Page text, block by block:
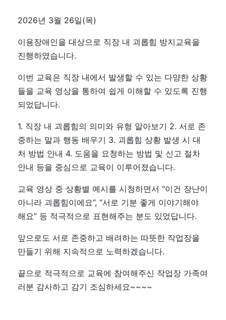
2026년 3월 26일(목)
이용장애인을 대상으로 직장 내 괴롭힘 방지교육을
진행하였습니다.
이번 교육은 직장 내에서 발생할 수 있는 다양한 상황
들을 교육 영상을 통하여 쉽게 이해할 수 있도록 진행
되었답니다.
1. 직장 내 괴롭힘의 의미와 유형 알아보기 2. 서로 존
중하는 말과 행동 배우기 3. 괴롭힘 상황 발생 시 대
처 방법 안내 4. 도움을 요청하는 방법 및 신고 절차
안내 등을 중심으로 교육이 이루어졌습니다.
교육 영상 중 상황별 예시를 시청하면서 "이건 장난이
아니라 괴롭힘이에요”, “서로 기분 좋게 이야기해야
해요” 등 적극적으로 표현해주는 분도 있었답니다.
앞으로도 서로 존중하고 배려하는 따뜻한 작업장을
만들기 위해 지속적으로 노력하겠습니다.
끝으로 적극적으로 교육에 참여해주신 작업장 가족여
러분 감사하고 감기 조심하세요~~~~